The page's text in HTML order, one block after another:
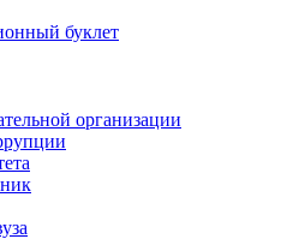
буклет
организации